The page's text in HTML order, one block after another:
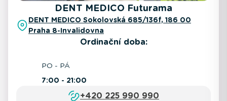
DENT MEDICO Futurama
DENT MEDICO Sokolovská 685/136f, 186 00
Praha 8-Invalidovna
Ordinační doba:
PO - PÁ
7:00 - 21:00
+420 225 990 990